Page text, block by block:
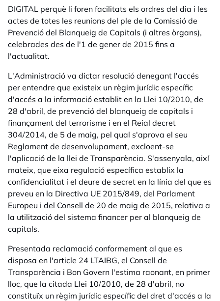
DIGITAL perquè li foren facilitats els ordres del dia i les
actes de totes les reunions del ple de la Comissió de
Prevenció del Blanqueig de Capitals (i altres òrgans),
celebrades des de l'1 de gener de 2015 fins a
l'actualitat.
L'Administració va dictar resolució denegant l'accés
per entendre que existeix un règim jurídic específic
d'accés a la informació establit en la Llei 10/2010, de
28 d'abril, de prevenció del blanqueig de capitals i
finançament del terrorisme i en el Reial decret
304/2014, de 5 de maig, pel qual s'aprova el seu
Reglament de desenvolupament, excloent-se
l'aplicació de la llei de Transparència. S'assenyala, així
mateix, que eixa regulació específica establix la
confidencialitat i el deure de secret en la línia del que es
preveu en la Directiva UE 2015/849, del Parlament
Europeu i del Consell de 20 de maig de 2015, relativa a
la utilització del sistema financer per al blanqueig de
capitals.
Presentada reclamació conformement al que es
disposa en l'article 24 LTAIBG, el Consell de
Transparència i Bon Govern l'estima raonant, en primer
lloc, que la citada Llei 10/2010, de 28 d'abril, no
constituïx un règim jurídic específic del dret d'accés a la